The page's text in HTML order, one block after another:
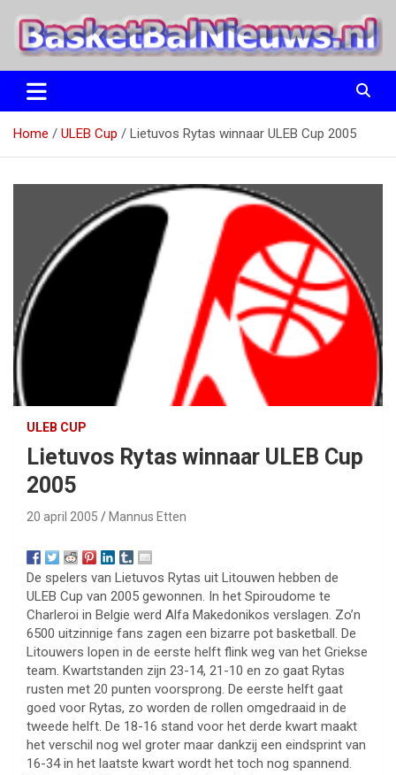
naar
BasketBalNieuws.nl
Etten
Home ULEB Cup Lietuvos Rytas winnaar ULEB Cup 2005
ULEB CUP
Lietuvos Rytas winnaar ULEB Cup
2005
20 april 2005 Mannus Etten
De spelers van Lietuvos Rytas uit Litouwen hebben de
ULEB Cup van 2005 gewonnen. In het Spiroudome te
Charleroi in Belgie werd Alfa Makedonikos verslagen. Zo’n
6500 uitzinnige fans zagen een bizarre pot basketball. De
Litouwers lopen in de eerste helft flink weg van het Griekse
team. Kwartstanden zijn 23-14, 21-10 en zo gaat Rytas
rusten met 20 punten voorsprong. De eerste helft gaat
goed voor Rytas, zo worden de rollen omgedraaid in de
tweede helft. De 18-16 stand voor het derde kwart maakt
het verschil nog wel groter maar dankzij een eindsprint van
16-34 in het laatste kwart wordt het toch nog spannend.